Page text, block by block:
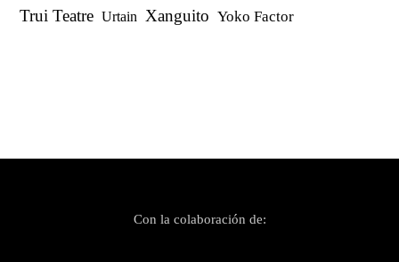
Trui Teatre Urtain Xanguito Yoko Factor
Con la colaboración de: